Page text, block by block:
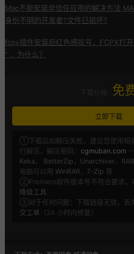
Mac不能安装非信任应用的解决方法
身份不明的开发者?文件已损坏?
fcpx插件安装后红色感叹号，FCPX打
” ，为什么？
免
立即下载
①下载后如解压失败，建议您使用相
行解压，解压密码： cgmuban.com
Keka ， BetterZip ， Unarchiver，
电脑可以用 WinRAR ， 7-Zip 等
②Premiere软件版本号不符合要求，
降级工具
③对于任何问题：下载链接无效，丢
交工单 （24 小时内修复）